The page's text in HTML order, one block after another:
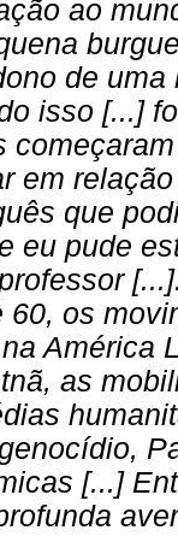
ao
de
isso [...]
em
que
eu pude
60, os
América
as
[...]